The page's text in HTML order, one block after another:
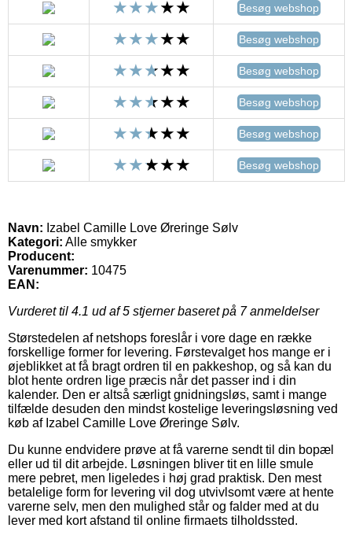
Besøg webshop
Besøg webshop
Besøg webshop
Besøg webshop
Besøg webshop
Besøg webshop
Navn: Izabel Camille Love Øreringe Sølv
Kategori: Alle smykker
Producent:
Varenummer: 10475
EAN:
Vurderet til 4.1 ud af 5 stjerner baseret på 7anmeldelser
Størstedelen af netshops foreslår i vore dage en række
forskellige former for levering. Førstevalget hos mange er i
øjeblikket at få bragt ordren til en pakkeshop, og så kan du
blot hente ordren lige præcis når det passer ind i din
kalender. Den er altså særligt gnidningsløs, samt i mange
tilfælde desuden den mindst kostelige leveringsløsning ved
køb af Izabel Camille Love Øreringe Sølv.
Du kunne endvidere prøve at få varerne sendt til din bopæl
eller ud til dit arbejde. Løsningen bliver tit en lille smule
mere pebret, men ligeledes i høj grad praktisk. Den mest
betalelige form for levering vil dog utvivlsomt være at hente
varerne selv, men den mulighed står og falder med at du
lever med kort afstand til online firmaets tilholdssted.